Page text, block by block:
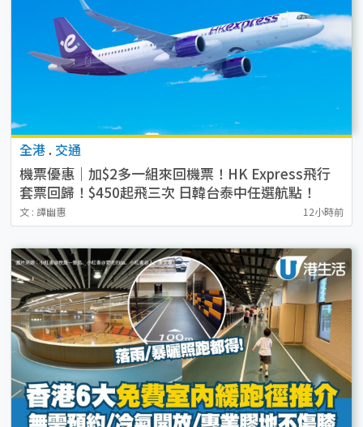
全港 . 交通
機票優惠｜加$2多一組來回機票！HK Express飛行
套票回歸！$450起飛三次 日韓台泰中任選航點！
文 : 譚幽惠 12小時前